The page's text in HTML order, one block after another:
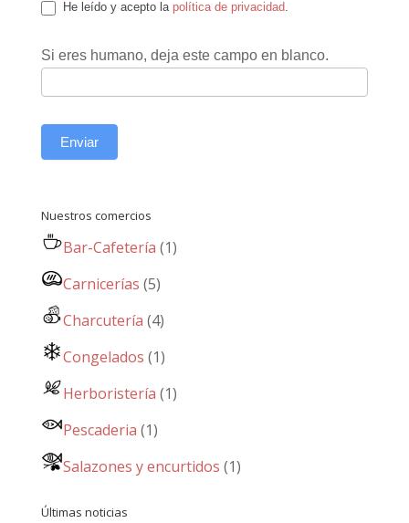
He leído y acepto la política de privacidad
Si eres humano, deja este campo en blanco.
Enviar
Nuestros comercios
Bar-Cafetería (1)
Carnicerías (5)
Charcutería (4)
Congelados (1)
Herboristería (1)
Pescaderia (1)
Salazones y encurtidos (1)
Últimas noticias